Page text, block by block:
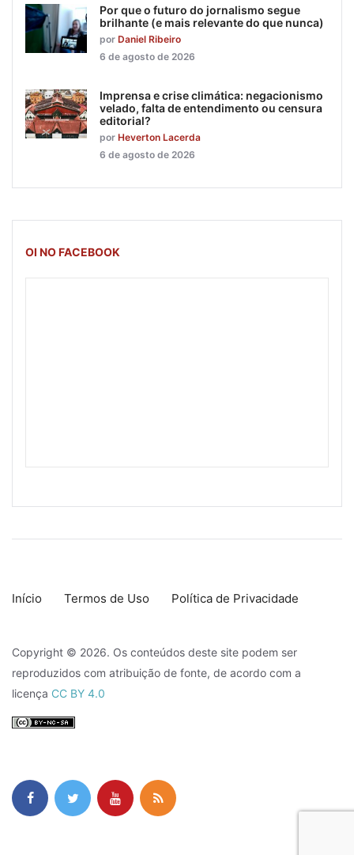
Por que o futuro do jornalismo segue
brilhante (e mais relevante do que nunca)
por Daniel Ribeiro
6 de agosto de 2026
Imprensa e crise climática: negacionismo
velado, falta de entendimento ou censura
editorial?
por Heverton Lacerda
6 de agosto de 2026
OI NO FACEBOOK
Início Termos de Uso Política de Privacidade
Copyright © 2026. Os conteúdos deste site podem ser
reproduzidos com atribuição de fonte, de acordo com a
licença CC BY 4.0